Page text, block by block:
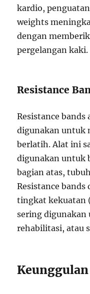
kardio,
weights
dengan
pergelangan kaki.
Resistance
Resistance bands
digunakan untuk
berlatih. Alat ini
digunakan untuk
bagian atas,
Resistance bands
tingkat kekuatan
sering
rehabilitasi, atau